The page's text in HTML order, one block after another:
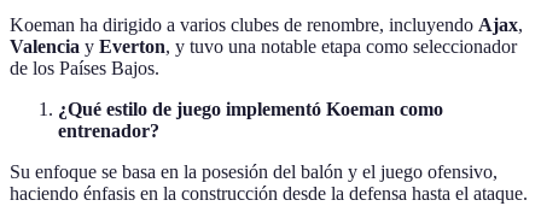
Koeman ha dirigido a varios clubes de renombre, incluyendo Ajax,
Valencia y Everton, y tuvo una notable etapa como seleccionador
de los Países Bajos.
¿Qué estilo de juego implementó Koeman como
entrenador?
Su enfoque se basa en la posesión del balón y el juego ofensivo,
haciendo énfasis en la construcción desde la defensa hasta el ataque.